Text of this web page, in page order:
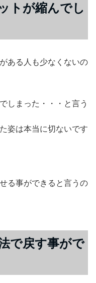
トが縮んでし
ある人も少なくないの
しまった・・・と言う
姿は本当に切ないです
る事ができると言うの
で戻す事がで